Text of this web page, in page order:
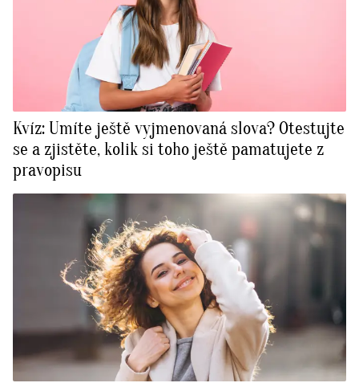
Kvíz: Umíte ještě vyjmenovaná slova? Otestujte
se a zjistěte, kolik si toho ještě pamatujete z
pravopisu